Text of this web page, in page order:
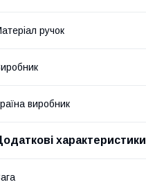
ручок
виробник
характеристики